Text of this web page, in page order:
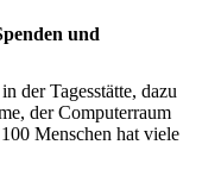
und
der Tagesstätte, dazu
der Computerraum
Menschen hat viele